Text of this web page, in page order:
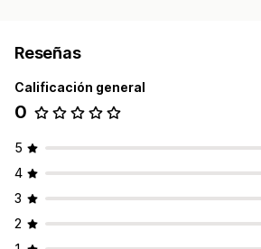
Reseñas
Calificación general
0
5
4
3
2